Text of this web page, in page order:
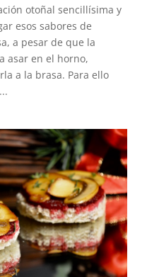
otoñal sencillísima y
esos sabores de
a pesar de que la
asar en el horno,
a la brasa. Para ello